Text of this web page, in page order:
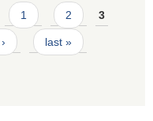
1 2 3
last »